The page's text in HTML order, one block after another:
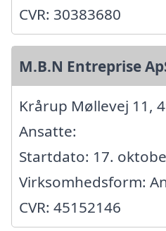
CVR: 30383680
M.B.N Entreprise
Krårup Møllevej 11,
Ansatte:
Startdato: 17.
Virksomhedsform:
CVR: 45152146